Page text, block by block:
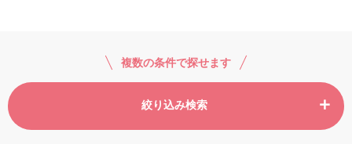
複数の条件で探せます
絞り込み検索